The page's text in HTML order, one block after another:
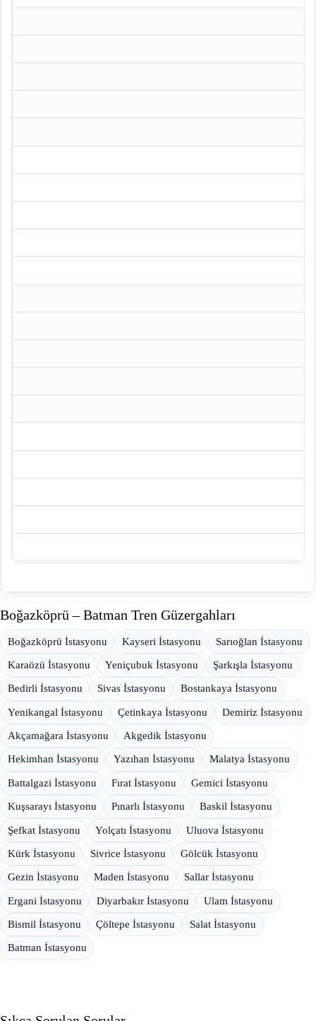
Boğazköprü – Batman Tren Güzergahları
Boğazköprü İstasyonu Kayseri İstasyonu Sarıoğlan İstasyonu
Karaözü İstasyonu Yeniçubuk İstasyonu Şarkışla İstasyonu
Bedirli İstasyonu Sivas İstasyonu Bostankaya İstasyonu
Yenikangal İstasyonu Çetinkaya İstasyonu Demiriz İstasyonu
Akçamağara İstasyonu Akgedik İstasyonu
Hekimhan İstasyonu Yazıhan İstasyonu Malatya İstasyonu
Battalgazi İstasyonu Fırat İstasyonu Gemici İstasyonu
Kuşsarayı İstasyonu Pınarlı İstasyonu Baskil İstasyonu
Şefkat İstasyonu Yolçatı İstasyonu Uluova İstasyonu
Kürk İstasyonu Sivrice İstasyonu Gölcük İstasyonu
Gezin İstasyonu Maden İstasyonu Sallar İstasyonu
Ergani İstasyonu Diyarbakır İstasyonu Ulam İstasyonu
Bismil İstasyonu Çöltepe İstasyonu Salat İstasyonu
Batman İstasyonu